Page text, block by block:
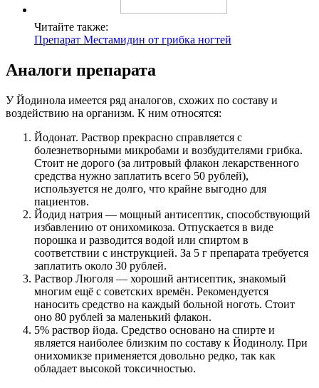
Читайте также:
Препарат Местамидин от грибка ногтей
Аналоги препарата
У Йодинола имеется ряд аналогов, схожих по составу и
воздействию на организм. К ним относятся:
Йодонат. Раствор прекрасно справляется с
болезнетворными микробами и возбудителями грибка.
Стоит не дорого (за литровый флакон лекарственного
средства нужно заплатить всего 50 рублей),
используется не долго, что крайне выгодно для
пациентов.
Йодид натрия — мощный антисептик, способствующий
избавлению от онихомикоза. Отпускается в виде
порошка и разводится водой или спиртом в
соответствии с инструкцией. За 5 г препарата требуется
заплатить около 30 рублей.
Раствор Люголя — хороший антисептик, знакомый
многим ещё с советских времён. Рекомендуется
наносить средство на каждый больной ноготь. Стоит
оно 80 рублей за маленький флакон.
5% раствор йода. Средство основано на спирте и
является наиболее близким по составу к Йодинолу. При
онихомикзе применяется довольно редко, так как
обладает высокой токсичностью.